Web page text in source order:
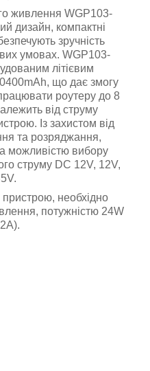
живлення WGP103-
дизайн, компактні
зручність
умовах. WGP103-
літієвим
що дає змогу
роутеру до 8
від струму
Із захистом від
та розряджання,
можливістю вибору
струму DC 12V, 12V,
необхідно
потужністю 24W